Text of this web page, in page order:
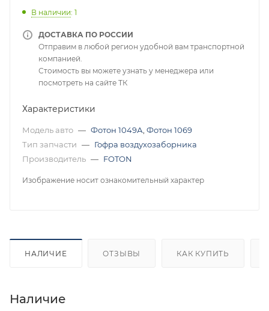
В наличии: 1
ДОСТАВКА ПО РОССИИ
Отправим в любой регион удобной вам транспортной
компанией.
Стоимость вы можете узнать у менеджера или
посмотреть на сайте ТК
Характеристики
Модель авто — Фотон 1049А Фотон 1069
Тип запчасти — Гофра воздухозаборника
Производитель — FOTON
Изображение носит ознакомительный характер
НАЛИЧИЕ ОТЗЫВЫ КАК КУПИТЬ
Наличие